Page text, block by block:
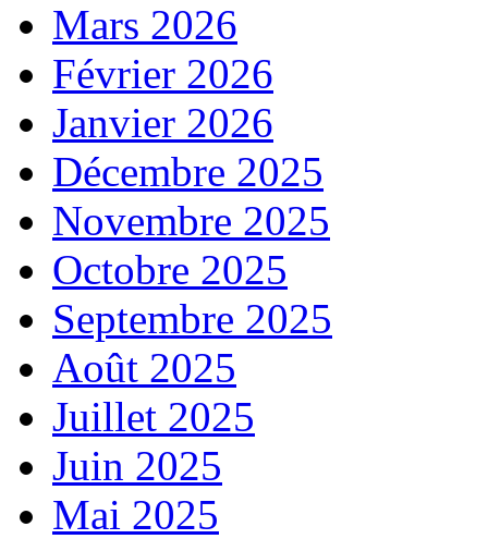
Mars 2026
Février 2026
Janvier 2026
Décembre 2025
Novembre 2025
Octobre 2025
Septembre 2025
Août 2025
Juillet 2025
Juin 2025
Mai 2025